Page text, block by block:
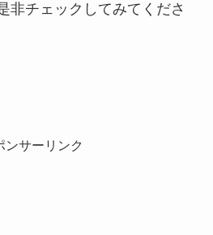
非チェックしてみてくださ
ンサーリンク